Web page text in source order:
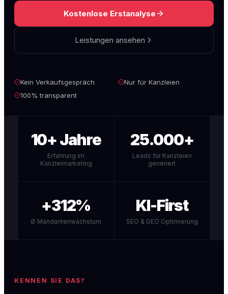
Kostenlose Erstanalyse
Leistungen ansehen
Kein Verkaufsgespräch
Nur für Kanzleien
100% transparent
10+ Jahre
Erfahrung im
Kanzleimarketing
25.000+
Leads für Kanzleien
generiert
+312%
Ø Mandantenwachstum
KI-First
SEO & GEO Optimierung
KENNEN SIE DAS?